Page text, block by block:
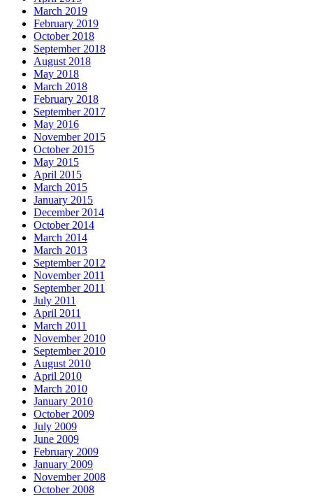
March 2019
February 2019
October 2018
September 2018
August 2018
May 2018
March 2018
February 2018
September 2017
May 2016
November 2015
October 2015
May 2015
April 2015
March 2015
January 2015
December 2014
October 2014
March 2014
March 2013
September 2012
November 2011
September 2011
July 2011
April 2011
March 2011
November 2010
September 2010
August 2010
April 2010
March 2010
January 2010
October 2009
July 2009
June 2009
February 2009
January 2009
November 2008
October 2008